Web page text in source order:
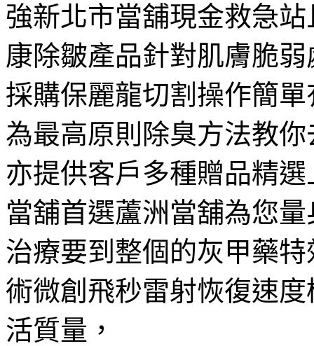
強新北市當舖現金救急
康除皺產品針對肌膚脆
採購保麗龍切割操作簡
為最高原則除臭方法教
亦提供客戶多種贈品精
當舖首選蘆洲當舖為您
治療要到整個的灰甲藥
術微創飛秒雷射恢復速
活質量，